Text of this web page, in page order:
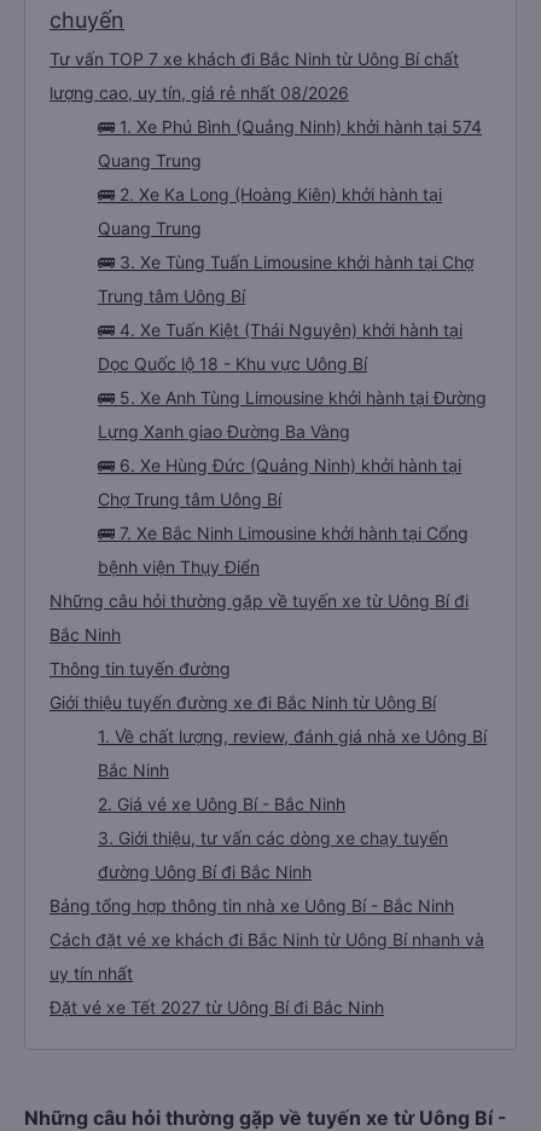
chuyến
Tư vấn TOP 7 xe khách đi Bắc Ninh từ Uông Bí chất
lượng cao, uy tín, giá rẻ nhất 08/2026
🚌 1. Xe Phú Bình (Quảng Ninh) khởi hành tại 574
Quang Trung
🚌 2. Xe Ka Long (Hoàng Kiên) khởi hành tại
Quang Trung
🚌 3. Xe Tùng Tuấn Limousine khởi hành tại Chợ
Trung tâm Uông Bí
🚌 4. Xe Tuấn Kiệt (Thái Nguyên) khởi hành tại
Dọc Quốc lộ 18 - Khu vực Uông Bí
🚌 5. Xe Anh Tùng Limousine khởi hành tại Đường
Lựng Xanh giao Đường Ba Vàng
🚌 6. Xe Hùng Đức (Quảng Ninh) khởi hành tại
Chợ Trung tâm Uông Bí
🚌 7. Xe Bắc Ninh Limousine khởi hành tại Cổng
bệnh viện Thụy Điển
Những câu hỏi thường gặp về tuyến xe từ Uông Bí đi
Bắc Ninh
Thông tin tuyến đường
Giới thiệu tuyến đường xe đi Bắc Ninh từ Uông Bí
1. Về chất lượng, review, đánh giá nhà xe Uông Bí
Bắc Ninh
2. Giá vé xe Uông Bí - Bắc Ninh
3. Giới thiệu, tư vấn các dòng xe chạy tuyến
đường Uông Bí đi Bắc Ninh
Bảng tổng hợp thông tin nhà xe Uông Bí - Bắc Ninh
Cách đặt vé xe khách đi Bắc Ninh từ Uông Bí nhanh và
uy tín nhất
Đặt vé xe Tết 2027 từ Uông Bí đi Bắc Ninh
Những câu hỏi thường gặp về tuyến xe từ Uông Bí -